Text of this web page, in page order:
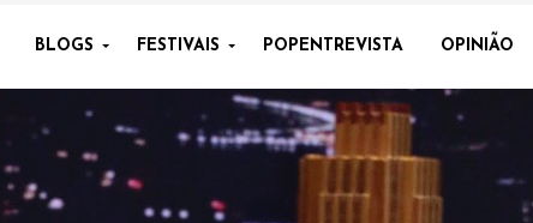
BLOGS FESTIVAIS POPENTREVISTA OPINIÃO